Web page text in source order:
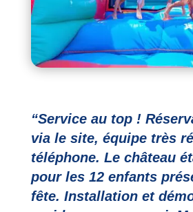
“Service au top !
via le site, équipe très
téléphone. Le château
pour les 12 enfants
fête. Installation et